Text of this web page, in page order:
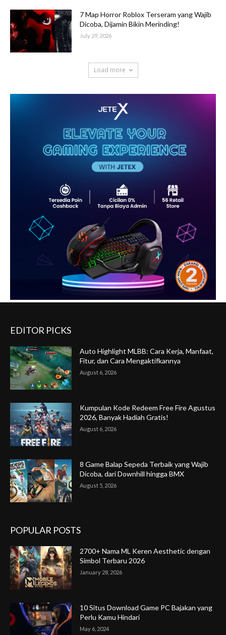
7 Map Horror Roblox Terseram yang Wajib
Dicoba, Dijamin Bikin Merinding!
July 29, 2026
Load more
EDITOR PICKS
Auto Highlight MLBB: Cara Kerja, Manfaat,
Fitur, dan Cara Mengaktifkannya
August 6, 2026
Kumpulan Kode Redeem Free Fire Agustus
2026, Banyak Hadiah Gratis!
August 6, 2026
8 Game Balap Sepeda Terbaik yang Wajib
Dicoba, dari Downhill hingga BMX
August 5, 2026
POPULAR POSTS
2700+ Nama ML Keren Aesthetic dengan
Simbol Terbaru 2026
January 28, 2026
10 Situs Download Game PC Bajakan yang
Perlu Kamu Hindari
May 6, 2024